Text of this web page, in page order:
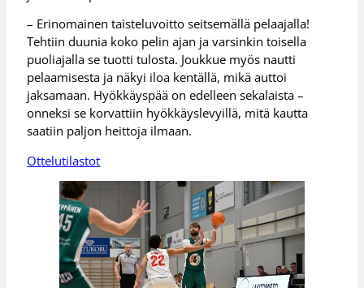
– Erinomainen taisteluvoitto seitsemällä pelaajalla!
Tehtiin duunia koko pelin ajan ja varsinkin toisella
puoliajalla se tuotti tulosta. Joukkue myös nautti
pelaamisesta ja näkyi iloa kentällä, mikä auttoi
jaksamaan. Hyökkäyspää on edelleen sekalaista –
onneksi se korvattiin hyökkäyslevyillä, mitä kautta
saatiin paljon heittoja ilmaan.
Ottelutilastot